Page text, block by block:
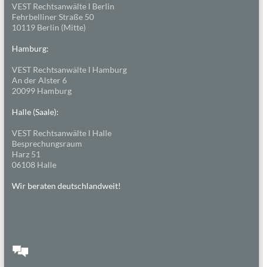
VEST Rechtsanwälte I Berlin
Fehrbelliner Straße 50
10119 Berlin (Mitte)
Hamburg:
VEST Rechtsanwälte I Hamburg
An der Alster 6
20099 Hamburg
Halle (Saale):
VEST Rechtsanwälte I Halle
Besprechungsraum
Harz 51
06108 Halle
Wir beraten deutschlandweit!